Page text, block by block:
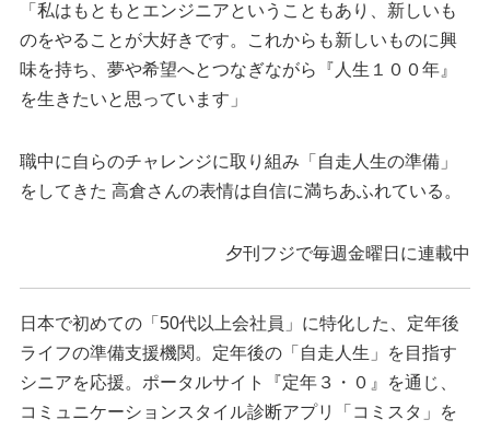
「私はもともとエンジニアということもあり、新しいも
のをやることが大好きです。これからも新しいものに興
味を持ち、夢や希望へとつなぎながら『人生１００年』
を生きたいと思っています」
職中に自らのチャレンジに取り組み「自走人生の準備」
をしてきた 高倉さんの表情は自信に満ちあふれている。
夕刊フジで毎週金曜日に連載中
日本で初めての「50代以上会社員」に特化した、定年後
ライフの準備支援機関。定年後の「自走人生」を目指す
シニアを応援。ポータルサイト『定年３・０』を通じ、
コミュニケーションスタイル診断アプリ「コミスタ」を